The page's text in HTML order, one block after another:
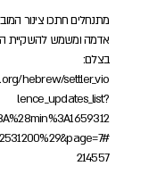
מתנחלים חתכו צינור
אדמה ומשמש להשקיית
בצלם:
hebrew/settler_vio
lence_updates_list?
214557